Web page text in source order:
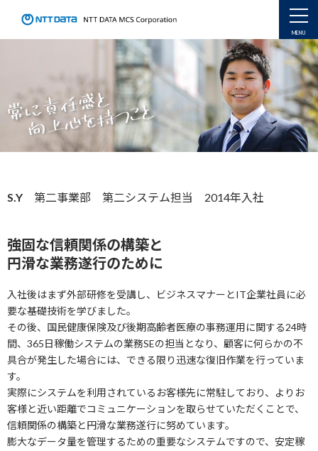
常に責任感と
向上心を持つこと
S.Y 第二事業部 第二システム担当 2014年入社
強固な信頼関係の構築と
円滑な業務遂行のために
入社後はまず外部研修を受講し、ビジネスマナーとIT企業社員に必
要な基礎技術を学びました。
その後、国民健康保険及び後期高齢者医療の事務運用に関する24時
間、365日稼働システムの業務SEの担当となり、顧客に何らかの不
具合が発生した場合には、できる限り迅速な復旧作業を行っていま
す。
実際にシステムを利用されているお客様先に常駐しており、よりお
客様と近い距離でコミュニケーションを取らせていただくことで、
信頼関係の構築と円滑な業務遂行に努めています。
膨大なデータ量を管理するための重要なシステムですので、安定稼